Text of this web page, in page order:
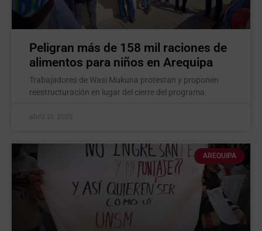
Peligran más de 158 mil raciones de
alimentos para niños en Arequipa
Trabajadores de Wasi Mukuna protestan y proponen
reestructuración en lugar del cierre del programa.
abril 10, 2025
AREQUIPA